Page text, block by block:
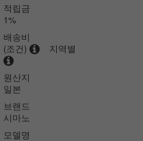
적립금
1%
배송비
(조건)
지역별
원산지
일본
브랜드
시마노
모델명